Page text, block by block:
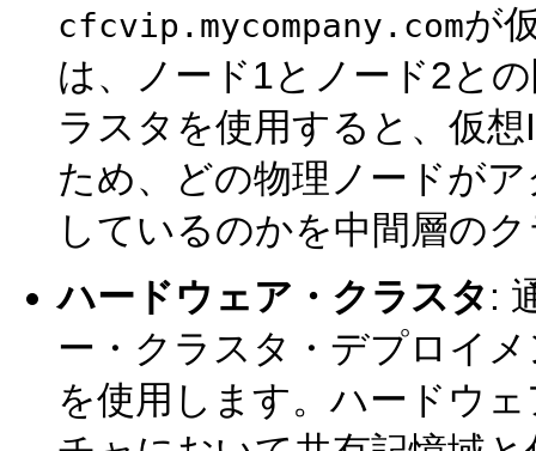
cfcvip.mycompany.comが
は、ノード1とノード2と
ラスタを使用すると、仮
ため、どの物理ノードが
しているのかを中間層の
ハードウェア・クラスタ :
ー・クラスタ・デプロイ
を使用します。ハードウ